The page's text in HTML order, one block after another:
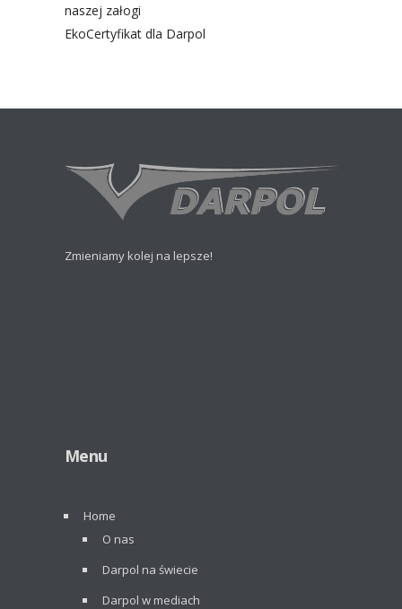
naszej załogi
EkoCertyfikat dla Darpol
Zmieniamy kolej na lepsze!
Menu
Home
O nas
Darpol na świecie
Darpol w mediach